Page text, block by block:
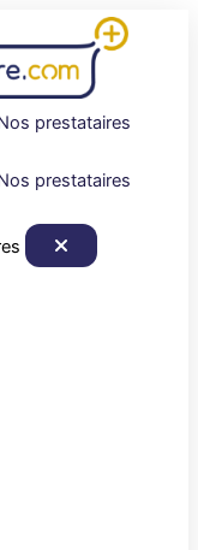
prestataires
prestataires